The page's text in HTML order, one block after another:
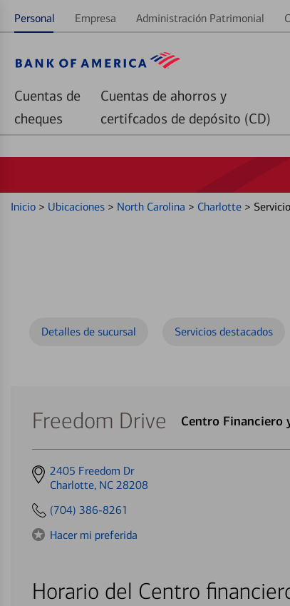
Personal Empresa Administración Patrimonial
Cuentas de
cheques
Cuentas de ahorros y
certifcados de depósito (CD)
Inicio > Ubicaciones > North Carolina > Charlotte >
Detalles de sucursal Servicios destacados
Freedom Drive Centro Financiero
Get
directions
2405 Freedom Dr
Charlotte, NC 28208
(704) 386-8261
Hacer mi preferida
Horario del Centro